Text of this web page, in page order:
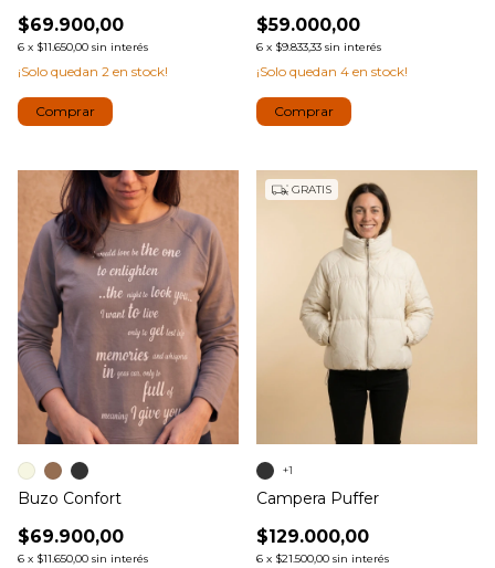
$69.900,00
6 x $11.650,00 sin interés
¡Solo quedan 2 en stock!
Comprar
$59.000,00
6 x $9.833,33 sin interés
¡Solo quedan 4 en stock!
Comprar
Buzo Confort
$69.900,00
6 x $11.650,00 sin interés
GRATIS
Campera Puffer
$129.000,00
6 x $21.500,00 sin interés
+1